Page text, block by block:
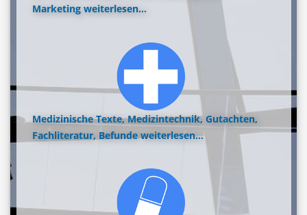
Marketing weiterlesen...
Medizinische Texte, Medizintechnik, Gutachten,
Fachliteratur, Befunde weiterlesen...